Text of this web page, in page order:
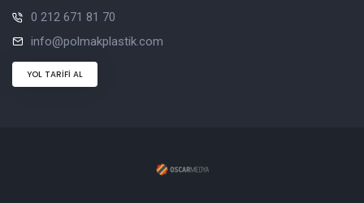
0 212 671 81 70
info@polmakplastik.com
YOL TARİFİ AL